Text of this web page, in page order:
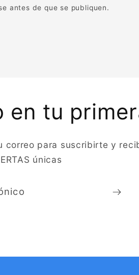
antes de que se publiquen.
en tu
correo para suscribirte y
únicas